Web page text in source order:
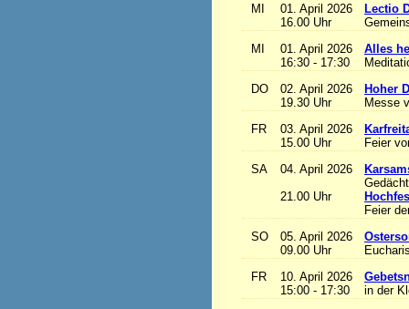
MI
01. April 2026
16.00 Uhr
Lectio
MI
01. April 2026
16:30 - 17:30
Alles
DO
02. April 2026
19.30 Uhr
Hoher
Messe
FR
03. April 2026
15.00 Uhr
Feier
SA
04. April 2026
21.00 Uhr
Feier
SO
05. April 2026
09.00 Uhr
FR
10. April 2026
15:00 - 17:30
in der